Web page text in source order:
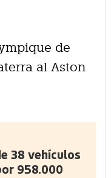
de
al Aston
38 vehículos
958.000